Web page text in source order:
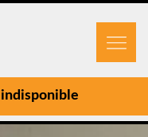
indisponible